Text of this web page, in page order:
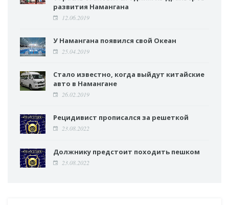
развития Намангана
12.06.2019
У Намангана появился свой Океан
25.04.2019
Стало известно, когда выйдут китайские
авто в Намангане
26.02.2019
Рецидивист прописался за решеткой
23.08.2022
Должнику предстоит походить пешком
23.08.2022